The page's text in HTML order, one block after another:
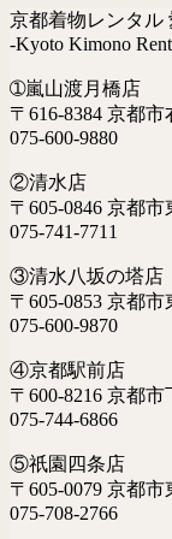
京都着物レンタル
-Kyoto Kimono
➀嵐山渡月橋店
〒616-8384 京都
075-600-9880
②清水店
〒605-0846 京都
075-741-7711
③清水八坂の塔店
〒605-0853 京都
075-600-9870
④京都駅前店
〒600-8216 京都
075-744-6866
⑤祇園四条店
〒605-0079 京都
075-708-2766